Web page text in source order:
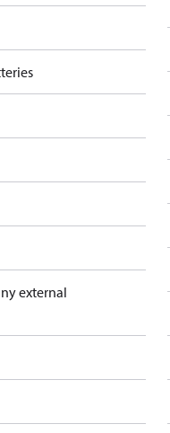
external